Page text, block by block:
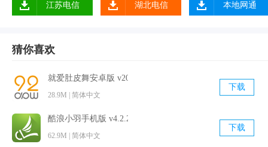
12、增加更多做任务赚乐币的方式，更有趣更好玩
新上线： (1)新增支持微信、支付宝提现 (2)天天分钱，你敢点
14、增加更多做任务赚乐币方式，更有趣更好玩1.提现功能新
送。
15、提现功能新上线，趣步赚 钱新玩法。微信步数赚 钱赢现
江苏电信 湖北电信 本地网通
猜你喜欢
就爱肚皮舞安卓版 v2020063001 最新免费版
28.9M | 简体中文
下载
酷浪小羽手机版 v4.2.2 官方最新版
62.9M | 简体中文
下载